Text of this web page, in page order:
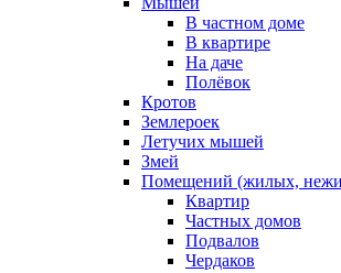
В частном доме
В квартире
На даче
Полёвок
Кротов
Землероек
Летучих мышей
Змей
Помещений (жилых,
Квартир
Частных домов
Подвалов
Чердаков